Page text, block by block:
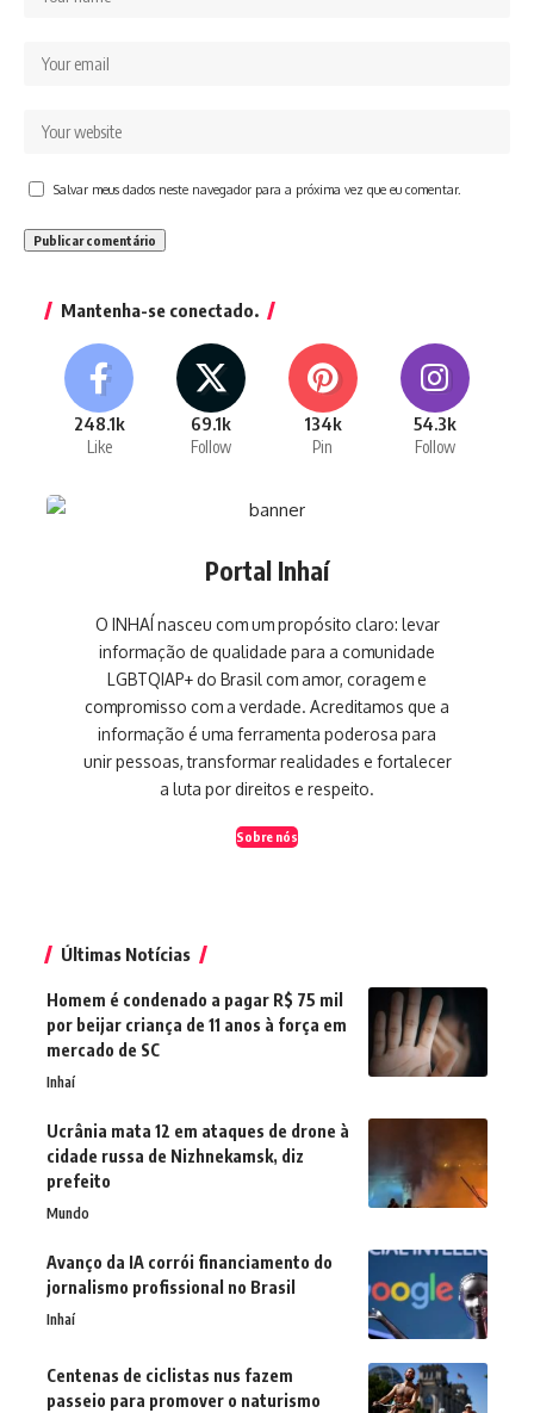
Salvar meus dados neste navegador para a próxima vez que eu comentar.
Mantenha-se conectado.
248.1k
Like
69.1k
Follow
134k
Pin
54.3k
Follow
Portal Inhaí
O INHAÍ nasceu com um propósito claro: levar
informação de qualidade para a comunidade
LGBTQIAP+ do Brasil com amor, coragem e
compromisso com a verdade. Acreditamos que a
informação é uma ferramenta poderosa para
unir pessoas, transformar realidades e fortalecer
a luta por direitos e respeito.
Sobre nós
Últimas Notícias
Homem é condenado a pagar R$ 75 mil
por beijar criança de 11 anos à força em
mercado de SC
Inhaí
Ucrânia mata 12 em ataques de drone à
cidade russa de Nizhnekamsk, diz
prefeito
Mundo
Avanço da IA corrói financiamento do
jornalismo profissional no Brasil
Inhaí
Centenas de ciclistas nus fazem
passeio para promover o naturismo